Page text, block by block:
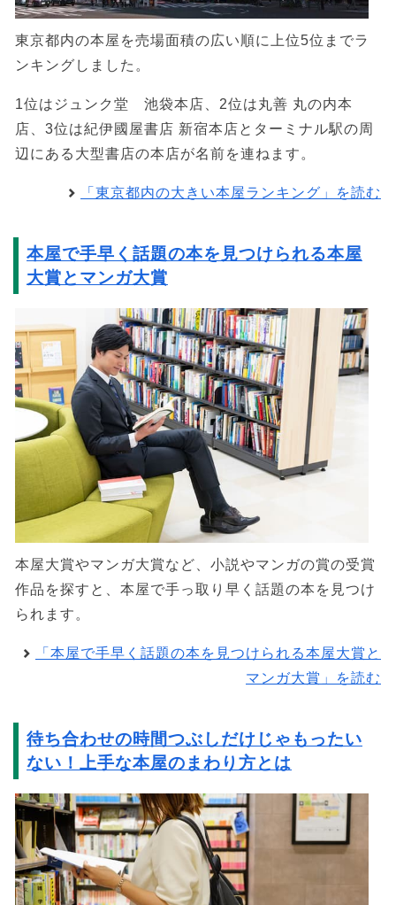
東京都内の本屋を売場面積の広い順に上位5位までラ
ンキングしました。
1位はジュンク堂 池袋本店、2位は丸善 丸の内本
店、3位は紀伊國屋書店 新宿本店とターミナル駅の周
辺にある大型書店の本店が名前を連ねます。
「東京都内の大きい本屋ランキング」を読む
本屋で手早く話題の本を見つけられる本屋
大賞とマンガ大賞
本屋大賞やマンガ大賞など、小説やマンガの賞の受賞
作品を探すと、本屋で手っ取り早く話題の本を見つけ
られます。
「本屋で手早く話題の本を見つけられる本屋大賞と
マンガ大賞」を読む
待ち合わせの時間つぶしだけじゃもったい
ない！上手な本屋のまわり方とは